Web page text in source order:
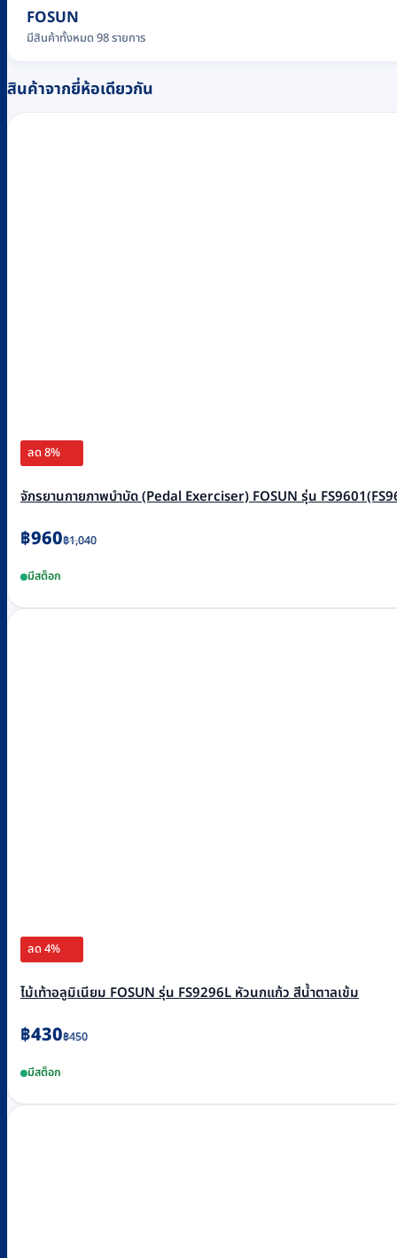
FOSUN
มีสินค้าทั้งหมด 98 รายการ
สินค้าจากยี่ห้อเดียวกัน
ลด 8%
จักรยานกายภาพบำบัด (Pedal Exerciser) FOSUN รุ่น
฿1,040
Original
price
was:
฿1,040.
฿960
Current
price
is:
฿960.
มีสต็อก
ลด 4%
ไม้เท้าอลูมิเนียม FOSUN รุ่น FS9296L หัวนกแก้ว สีน้ำตาลเข้ม
฿450
Original
price
was:
฿450.
฿430
Current
price
is:
฿430.
มีสต็อก